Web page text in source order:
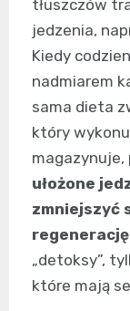
tłuszczów
jedzenia,
Kiedy
nadmiarem
sama dieta
który
ułożone
zmniejszyć
„detoksy”,
które mają